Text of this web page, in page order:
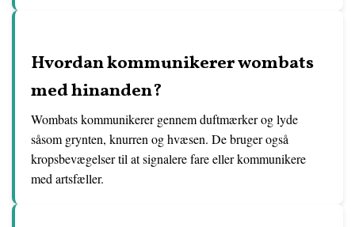
Hvordan kommunikerer wombats
med hinanden?
Wombats kommunikerer gennem duftmærker og lyde
såsom grynten, knurren og hvæsen. De bruger også
kropsbevægelser til at signalere fare eller kommunikere
med artsfæller.